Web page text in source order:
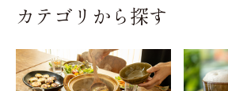
カテゴリから探す